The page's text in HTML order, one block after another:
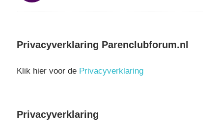
Privacyverklaring Parenclubforum.nl
Klik hier voor de Privacyverklaring
Privacyverklaring